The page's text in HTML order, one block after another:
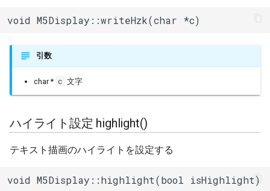
三角描画 drawTriangle()
塗りつぶし三角描画
fillTriangle()
Bitmap描画 drawBitmap()
XBitmap描画 drawXBitmap()
XBitmap描画(背景色指定)
WiFiAPClass
WiFiClass
WiFiClient
WiFiClientSecure
void M5Display::writeHzk(char *c)
引数
char * c 文字
ハイライト設定 highlight()
テキスト描画のハイライトを設定する
void M5Display::highlight(bool isHighlight)